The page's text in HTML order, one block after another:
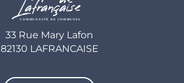
33 Rue Mary Lafon
82130 LAFRANCAISE